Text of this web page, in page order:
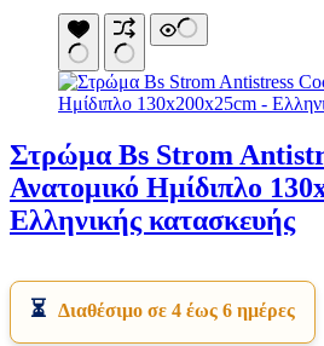
Στρώμα Bs Strom
Ανατομικό Ημίδιπλο
Ελληνικής κατασκευής
Διαθέσιμο σε 4 έως 6 ημέρες